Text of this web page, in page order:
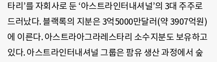
타리’를 자회사로 둔 ‘아스트라인터내셔널’의 3대 주주로
드러났다. 블랙록의 지분은 3억5000만달러(약 3907억원)
에 이른다. 아스트라아그라레스타리 소수지분도 보유하고
있다. 아스트라인터내셔널 그룹은 팜유 생산 과정에서 숲